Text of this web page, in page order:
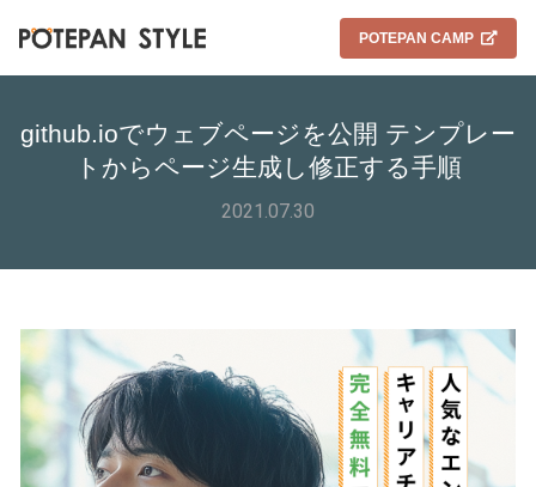
POTEPAN CAMP
github.ioでウェブページを公開 テンプレー
トからページ生成し修正する手順
2021.07.30